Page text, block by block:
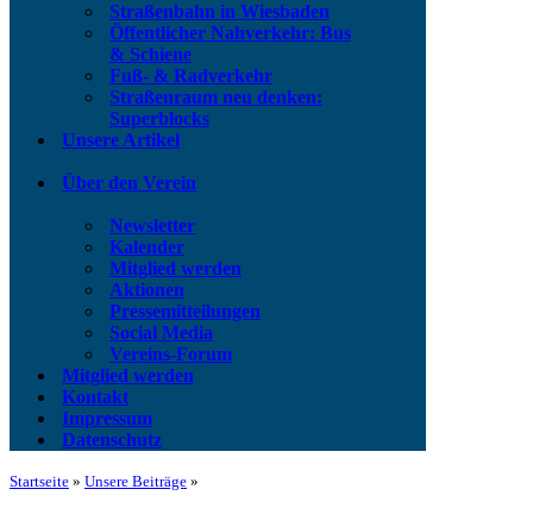
Straßenbahn in Wiesbaden
Öffentlicher Nahverkehr: Bus
& Schiene
Fuß- & Radverkehr
Straßenraum neu denken:
Superblocks
Unsere Artikel
Über den Verein
Newsletter
Kalender
Mitglied werden
Aktionen
Pressemitteilungen
Social Media
Vereins-Forum
Mitglied werden
Kontakt
Impressum
Datenschutz
Startseite » Unsere Beiträge »